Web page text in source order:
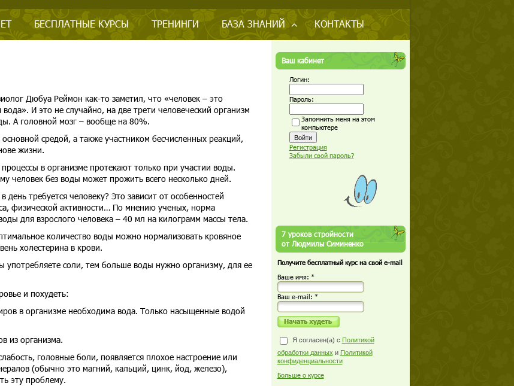
БЕСПЛАТНЫЕ КУРСЫ ТРЕНИНГИ БАЗА ЗНАНИЙ КОНТАКТЫ
Дюбуа Реймон как-то заметил, что «человек – это
И это не случайно, на две трети человеческий организм
А головной мозг – вообще на 80%.
основной средой, а также участником бесчисленных реакций,
жизни.
в организме протекают только при участии воды.
человек без воды может прожить всего несколько дней.
день требуется человеку? Это зависит от особенностей
физической активности… По мнению ученых, норма
для взрослого человека – 40 мл на килограмм массы тела.
количество воды можно нормализовать кровяное
холестерина в крови.
употребляете соли, тем больше воды нужно организму, для ее
и похудеть:
в организме необходима вода. Только насыщенные водой
из организма.
головные боли, появляется плохое настроение или
(обычно это магний, кальций, цинк, йод, железо),
эту проблему.
Ваш кабинет
Логин:
Пароль:
Запомнить меня на этом
компьютере
Регистрация
Забыли свой пароль?
7 уроков стройности
от Людмилы Симиненко
Получите бесплатный курс на свой e-mail
Ваше имя: *
Ваш е-mail: *
Я согласен(а) с Политикой
обработки данных и Политикой
конфиденциальности
Больше о курсе